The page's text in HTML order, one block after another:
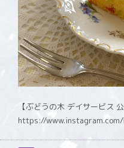
【ぶどうの木 デイサービス
https://